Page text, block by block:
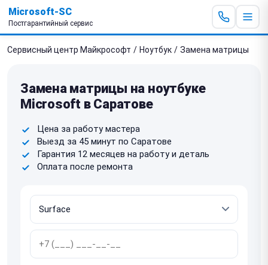
Microsoft-SC
Постгарантийный сервис
Сервисный центр Майкрософт / Ноутбук / Замена матрицы
Замена матрицы на ноутбуке
Microsoft в Саратове
Цена за работу мастера
Выезд за 45 минут по Саратове
Гарантия 12 месяцев на работу и деталь
Оплата после ремонта